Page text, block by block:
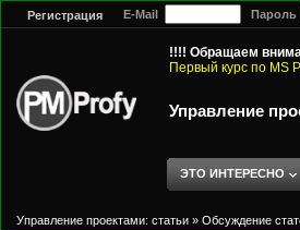
Регистрация E-Mail Пароль
!!!! Обращаем
Первый курс по MS
Управление
ЭТО ИНТЕРЕСНО
Управление проектами: статьи » Обсуждение